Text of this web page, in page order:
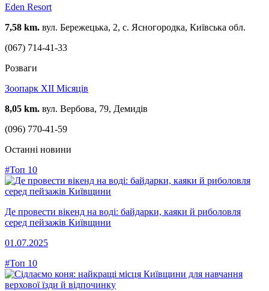
Eden Resort
7,58 km. вул. Бережецька, 2, с. Ясногородка, Київська обл.
(067) 714-41-33
Розваги
Зоопарк XII Місяців
8,05 km. вул. Вербова, 79, Демидів
(096) 770-41-59
Останні новини
#Топ 10
Де провести вікенд на воді: байдарки, каяки й риболовля
серед пейзажів Київщини
01.07.2025
#Топ 10